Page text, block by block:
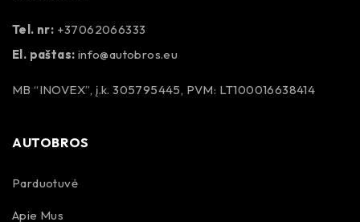
Tel. nr: +37062066333
El. paštas: info@autobros.eu
MB “INOVEX”, į.k. 305795445, PVM: LT100016638414
AUTOBROS
Parduotuvė
Apie Mus